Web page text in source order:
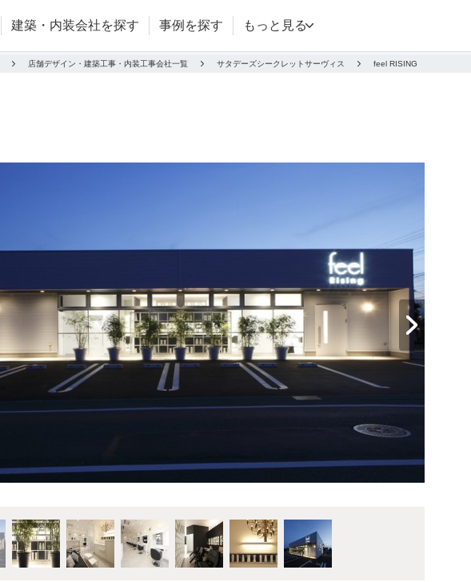
建築・内装会社を探す 事例を探す もっと見る
店舗デザイン・建築工事・内装工事会社一覧 サタデーズシークレットサーヴィス feel RISING